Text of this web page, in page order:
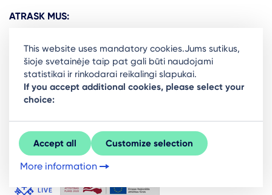
ATRASK MUS:
Ready to stay in the loop on Rigas business
community? Subscribe to our newsletter.
Sign Up
This website uses mandatory cookies.Jums sutikus,
šioje svetainėje taip pat gali būti naudojami
statistikai ir rinkodarai reikalingi slapukai.
If you accept additional cookies, please select your
choice:
Accept all Customize selection
More information